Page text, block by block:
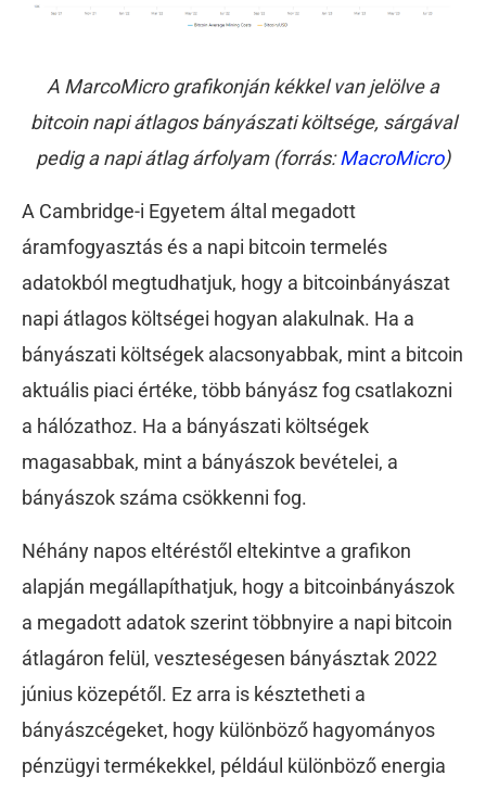
A MarcoMicro grafikonján kékkel van jelölve a
bitcoin napi átlagos bányászati költsége, sárgával
pedig a napi átlag árfolyam (forrás:MacroMicro)
A Cambridge-i Egyetem által megadott
áramfogyasztás és a napi bitcoin termelés
adatokból megtudhatjuk, hogy a bitcoinbányászat
napi átlagos költségei hogyan alakulnak. Ha a
bányászati költségek alacsonyabbak, mint a bitcoin
aktuális piaci értéke, több bányász fog csatlakozni
a hálózathoz. Ha a bányászati költségek
magasabbak, mint a bányászok bevételei, a
bányászok száma csökkenni fog.
Néhány napos eltéréstől eltekintve a grafikon
alapján megállapíthatjuk, hogy a bitcoinbányászok
a megadott adatok szerint többnyire a napi bitcoin
átlagáron felül, veszteségesen bányásztak 2022
június közepétől. Ez arra is késztetheti a
bányászcégeket, hogy különböző hagyományos
pénzügyi termékekkel, például különböző energia